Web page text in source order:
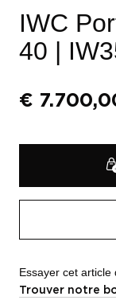
IWC
40 |
€
Essayer cet
Trouver notre